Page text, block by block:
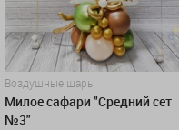
Воздушные шары
Милое сафари "Средний сет
№3"